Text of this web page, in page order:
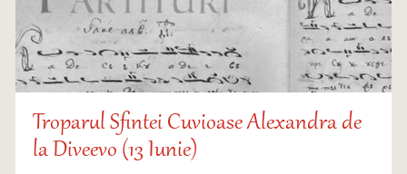
Troparul Sfintei Cuvioase Alexandra de
la Diveevo (13 Iunie)